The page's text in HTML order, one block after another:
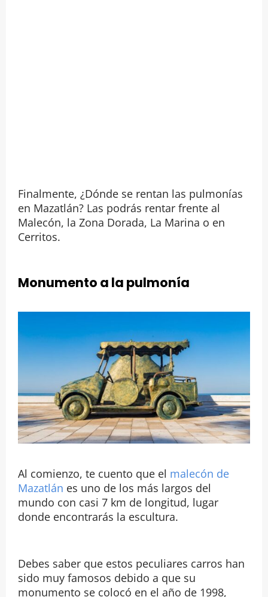
Finalmente, ¿Dónde se rentan las pulmonías
en Mazatlán? Las podrás rentar frente al
Malecón, la Zona Dorada, La Marina o en
Cerritos.
Monumento a la pulmonía
Al comienzo, te cuento que el malecón de
Mazatlán es uno de los más largos del
mundo con casi 7 km de longitud, lugar
donde encontrarás la escultura.
Debes saber que estos peculiares carros han
sido muy famosos debido a que su
monumento se colocó en el año de 1998,